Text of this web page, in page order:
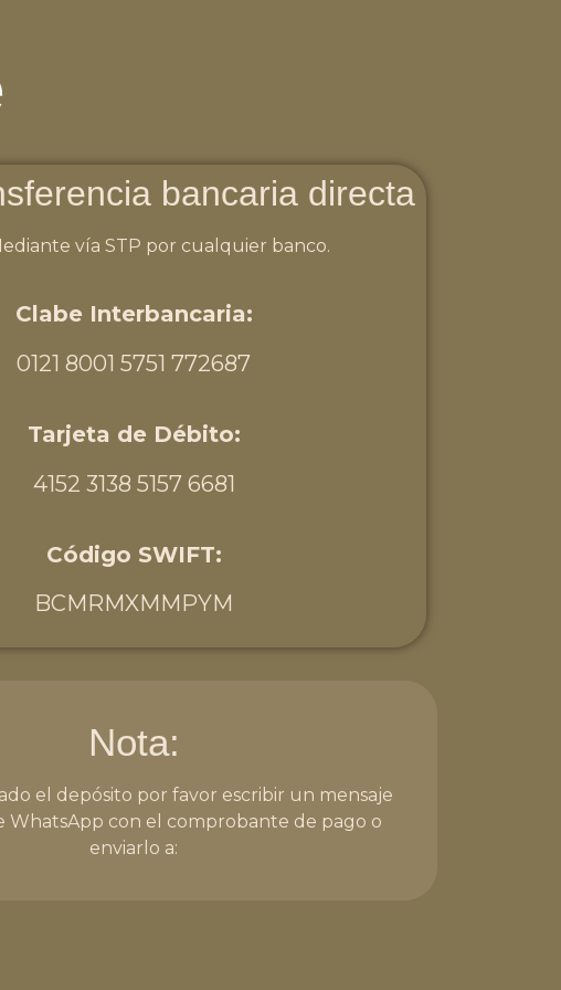
bancaria directa
vía STP por cualquier banco.
Clabe Interbancaria:
0121 8001 5751 772687
Tarjeta de Débito:
4152 3138 5157 6681
Código SWIFT:
BCMRMXMMPYM
Nota:
el depósito por favor escribir un mensaje
WhatsApp con el comprobante de pago o
enviarlo a: